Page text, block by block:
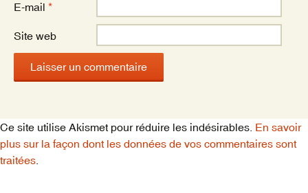
E-mail *
Site web
Ce site utilise Akismet pour réduire les indésirables. En savoir
plus sur la façon dont les données de vos commentaires sont
traitées